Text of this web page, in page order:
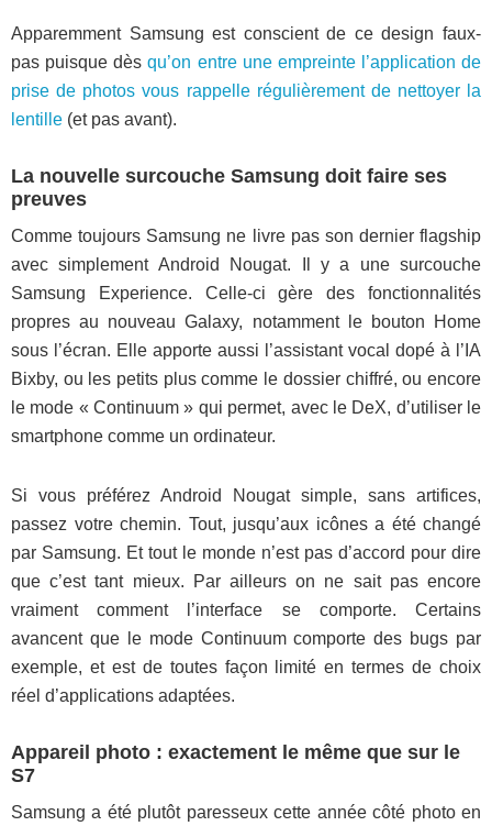
Apparemment Samsung est conscient de ce design faux-
pas puisque dèsqu’on entre une empreinte l’application de
prise de photos vous rappelle régulièrement de nettoyer la
lentille (et pas avant).
La nouvelle surcouche Samsung doit faire ses
preuves
Comme toujours Samsung ne livre pas son dernier flagship
avec simplement Android Nougat. Il y a une surcouche
Samsung Experience. Celle-ci gère des fonctionnalités
propres au nouveau Galaxy, notamment le bouton Home
sous l’écran. Elle apporte aussi l’assistant vocal dopé à l’IA
Bixby, ou les petits plus comme le dossier chiffré, ou encore
le mode « Continuum » qui permet, avec le DeX, d’utiliser le
smartphone comme un ordinateur.
Si vous préférez Android Nougat simple, sans artifices,
passez votre chemin. Tout, jusqu’aux icônes a été changé
par Samsung. Et tout le monde n’est pas d’accord pour dire
que c’est tant mieux. Par ailleurs on ne sait pas encore
vraiment comment l’interface se comporte. Certains
avancent que le mode Continuum comporte des bugs par
exemple, et est de toutes façon limité en termes de choix
réel d’applications adaptées.
Appareil photo : exactement le même que sur le
S7
Samsung a été plutôt paresseux cette année côté photo en